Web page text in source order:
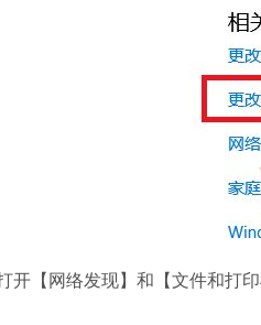
开【网络发现】和【文件和打印